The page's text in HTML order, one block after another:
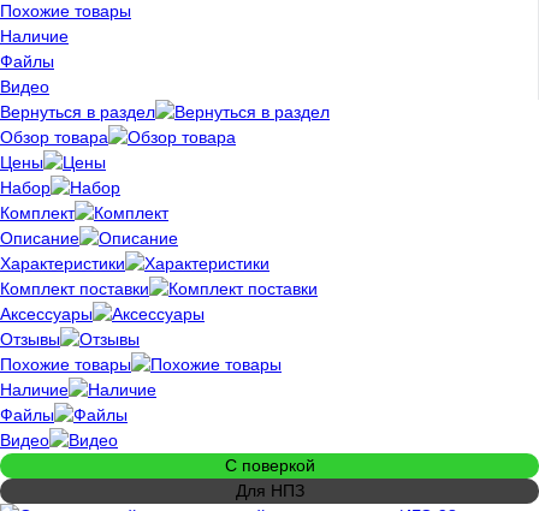
Похожие товары
Наличие
Файлы
Видео
Вернуться в раздел
Обзор товара
Цены
Набор
Комплект
Описание
Характеристики
Комплект поставки
Аксессуары
Отзывы
Похожие товары
Наличие
Файлы
Видео
С поверкой
Для НПЗ